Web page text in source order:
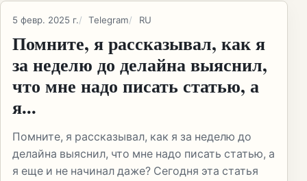
5 февр. 2025 г. Telegram RU
Помните, я рассказывал, как я
за неделю до делайна выяснил,
что мне надо писать статью, а
я...
Помните, я рассказывал, как я за неделю до
делайна выяснил, что мне надо писать статью, а
я еще и не начинал даже? Сегодня эта статья